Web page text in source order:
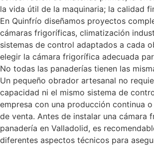
la vida útil de la maquinaria; la calidad
En Quinfrío diseñamos proyectos
cámaras frigoríficas, climatización
sistemas de control adaptados a cada
elegir la cámara frigorífica adecuada
No todas las panaderías tienen las
Un pequeño obrador artesanal no
capacidad ni el mismo sistema de
empresa con una producción continua
de venta. Antes de instalar una cámara
panadería en Valladolid, es
diferentes aspectos técnicos para